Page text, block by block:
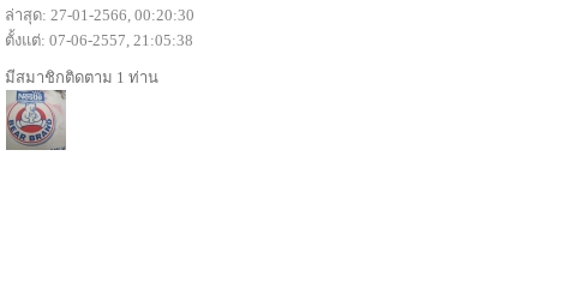
ล่าสุด: 27-01-2566, 00:20:30
ตั้งแต่: 07-06-2557, 21:05:38
มีสมาชิกติดตาม 1 ท่าน